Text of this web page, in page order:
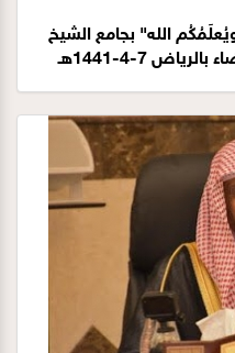
الله" بجامع الشيخ
7-4-1441هـ